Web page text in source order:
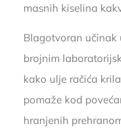
masnih kiselina
Blagotvoran učinak
brojnim
kako ulje račića
pomaže kod
hranjenih